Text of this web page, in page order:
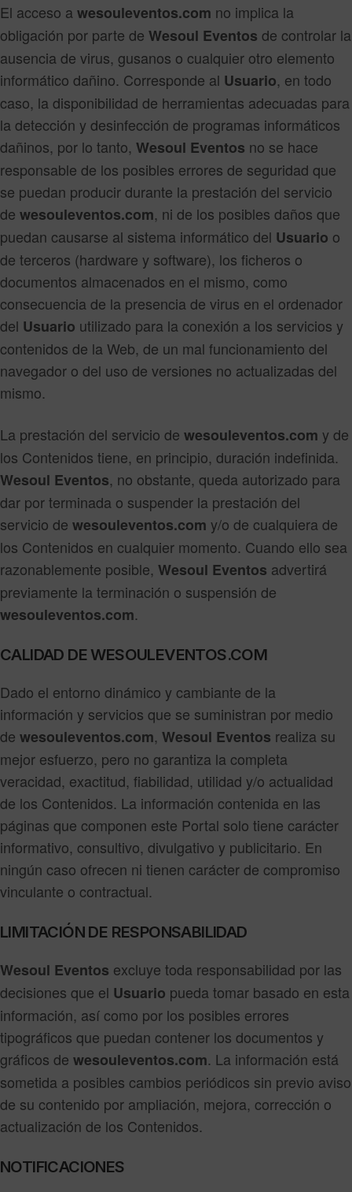
El acceso awesouleventos.com no implica la
obligación por parte deWesoul Eventos de controlar la
ausencia de virus, gusanos o cualquier otro elemento
informático dañino. Corresponde al Usuario, en todo
caso, la disponibilidad de herramientas adecuadas para
la detección y desinfección de programas informáticos
dañinos, por lo tanto,Wesoul Eventos no se hace
responsable de los posibles errores de seguridad que
se puedan producir durante la prestación del servicio
dewesouleventos.com, ni de los posibles daños que
puedan causarse al sistema informático del Usuario o
de terceros (hardware y software), los ficheros o
documentos almacenados en el mismo, como
consecuencia de la presencia de virus en el ordenador
del Usuario utilizado para la conexión a los servicios y
contenidos de la Web, de un mal funcionamiento del
navegador o del uso de versiones no actualizadas del
mismo.
La prestación del servicio dewesouleventos.com y de
los Contenidos tiene, en principio, duración indefinida.
Wesoul Eventos, no obstante, queda autorizado para
dar por terminada o suspender la prestación del
servicio dewesouleventos.com y/o de cualquiera de
los Contenidos en cualquier momento. Cuando ello sea
razonablemente posible,Wesoul Eventos advertirá
previamente la terminación o suspensión de
wesouleventos.com.
CALIDAD DE WESOULEVENTOS.COM
Dado el entorno dinámico y cambiante de la
información y servicios que se suministran por medio
dewesouleventos.com,Wesoul Eventos realiza su
mejor esfuerzo, pero no garantiza la completa
veracidad, exactitud, fiabilidad, utilidad y/o actualidad
de los Contenidos. La información contenida en las
páginas que componen este Portal solo tiene carácter
informativo, consultivo, divulgativo y publicitario. En
ningún caso ofrecen ni tienen carácter de compromiso
vinculante o contractual.
LIMITACIÓN DE RESPONSABILIDAD
Wesoul Eventos excluye toda responsabilidad por las
decisiones que el Usuario pueda tomar basado en esta
información, así como por los posibles errores
tipográficos que puedan contener los documentos y
gráficos dewesouleventos.com. La información está
sometida a posibles cambios periódicos sin previo aviso
de su contenido por ampliación, mejora, corrección o
actualización de los Contenidos.
NOTIFICACIONES